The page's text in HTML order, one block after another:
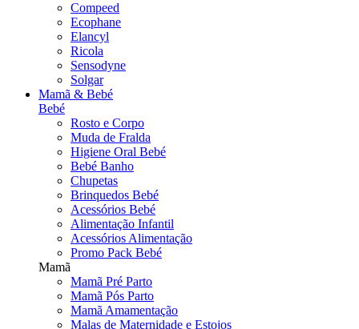
Compeed
Ecophane
Elancyl
Ricola
Sensodyne
Solgar
Mamã & Bebé
Bebé
Rosto e Corpo
Muda de Fralda
Higiene Oral Bebé
Bebé Banho
Chupetas
Brinquedos Bebé
Acessórios Bebé
Alimentação Infantil
Acessórios Alimentação
Promo Pack Bebé
Mamã
Mamã Pré Parto
Mamã Pós Parto
Mamã Amamentação
Malas de Maternidade e Estojos